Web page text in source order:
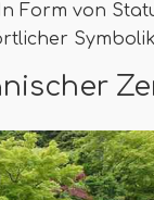
Form von